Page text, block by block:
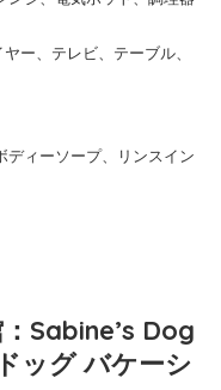
ー、テレビ、テーブル、
ディーソープ、リンスイン
Sabine’s Dog
ッグ バケーシ